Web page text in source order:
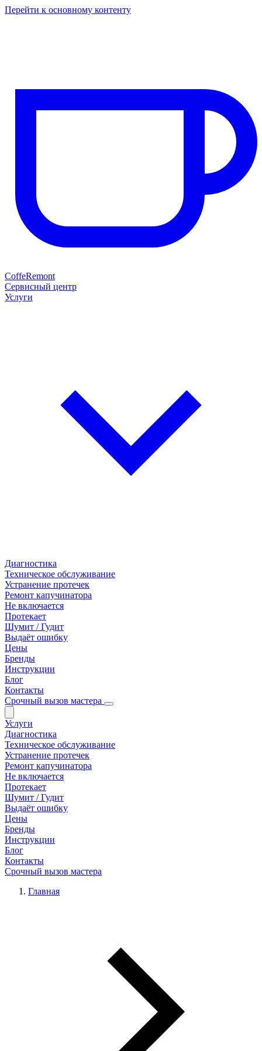
Перейти к основному контенту
CoffeRemont
Сервисный центр
Услуги
Диагностика
Техническое обслуживание
Устранение протечек
Ремонт капучинатора
Не включается
Протекает
Шумит / Гудит
Выдаёт ошибку
Цены
Бренды
Инструкции
Блог
Контакты
Срочный вызов мастера
Услуги
Диагностика
Техническое обслуживание
Устранение протечек
Ремонт капучинатора
Не включается
Протекает
Шумит / Гудит
Выдаёт ошибку
Цены
Бренды
Инструкции
Блог
Контакты
Срочный вызов мастера
Главная